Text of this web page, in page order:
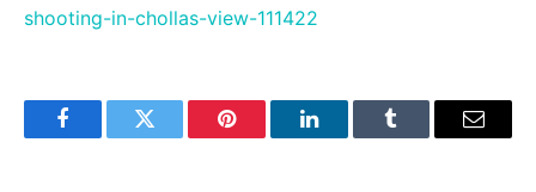
shooting-in-chollas-view-111422
FacebookTwitter Pinterest LinkedInTumblr Email